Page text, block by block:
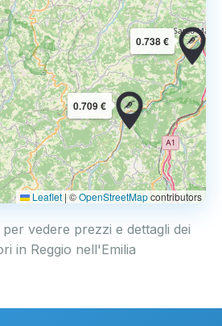
0.709 €
0.738 €
Leaflet | ©OpenStreetMapcontributors
vedere prezzi e dettagli dei
in Reggio nell'Emilia